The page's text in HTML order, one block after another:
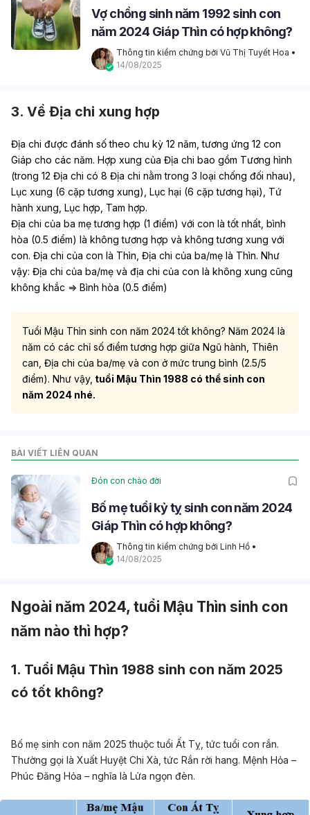
Vợ chồng sinh năm 1992 sinh con
năm 2024 Giáp Thìn có hợp không?
Thông tin kiểm chứng bởi Vũ Thị Tuyết Hoa
14/08/2025
3. Về Địa chi xung hợp
Địa chi được đánh số theo chu kỳ 12 năm, tương ứng 12 con
Giáp cho các năm. Hợp xung của Địa chi bao gồm Tương hình
(trong 12 Địa chi có 8 Địa chi nằm trong 3 loại chống đối nhau),
Lục xung (6 cặp tương xung), Lục hại (6 cặp tương hại), Tứ
hành xung, Lục hợp, Tam hợp.
Địa chi của ba mẹ tương hợp (1 điểm) với con là tốt nhất, bình
hòa (0.5 điểm) là không tương hợp và không tương xung với
con. Địa chi của con là Thìn, Địa chi của ba/mẹ là Thìn. Như
vậy: Địa chi của ba/mẹ và địa chi của con là không xung cũng
không khắc => Bình hòa (0.5 điểm)
Tuổi Mậu Thìn sinh con năm 2024 tốt không? Năm 2024 là
năm có các chỉ số điểm tương hợp giữa Ngũ hành, Thiên
can, Địa chi của ba/mẹ và con ở mức trung bình (2.5/5
điểm). Như vậy, tuổi Mậu Thìn 1988 có thể sinh con
năm 2024 nhé.
BÀI VIẾT LIÊN QUAN
Đón con chào đời
Bố mẹ tuổi kỷ tỵ sinh con năm 2024
Giáp Thìn có hợp không?
Thông tin kiểm chứng bởi Linh Hồ
14/08/2025
Ngoài năm 2024, tuổi Mậu Thìn sinh con
năm nào thì hợp?
1. Tuổi Mậu Thìn 1988 sinh con năm 2025
có tốt không?
Bố mẹ sinh con năm 2025 thuộc tuổi Ất Tỵ, tức tuổi con rắn.
Thường gọi là Xuất Huyệt Chi Xà, tức Rắn rời hang. Mệnh Hỏa –
Phúc Đăng Hỏa – nghĩa là Lửa ngọn đèn.